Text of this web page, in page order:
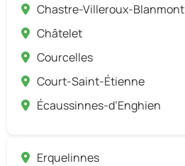
Chastre-Villeroux-Blanmont
Châtelet
Courcelles
Court-Saint-Étienne
Écaussinnes-d’Enghien
Erquelinnes